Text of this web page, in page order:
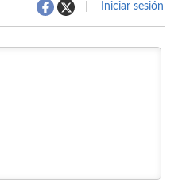
Iniciar sesión